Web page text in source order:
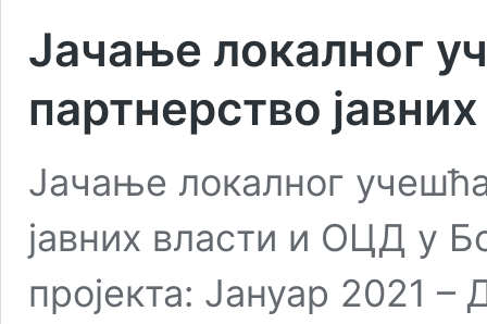
Јачање локалног
партнерство
Јачање локалног
јавних власти и ОЦД у
пројекта: Јануар 2021